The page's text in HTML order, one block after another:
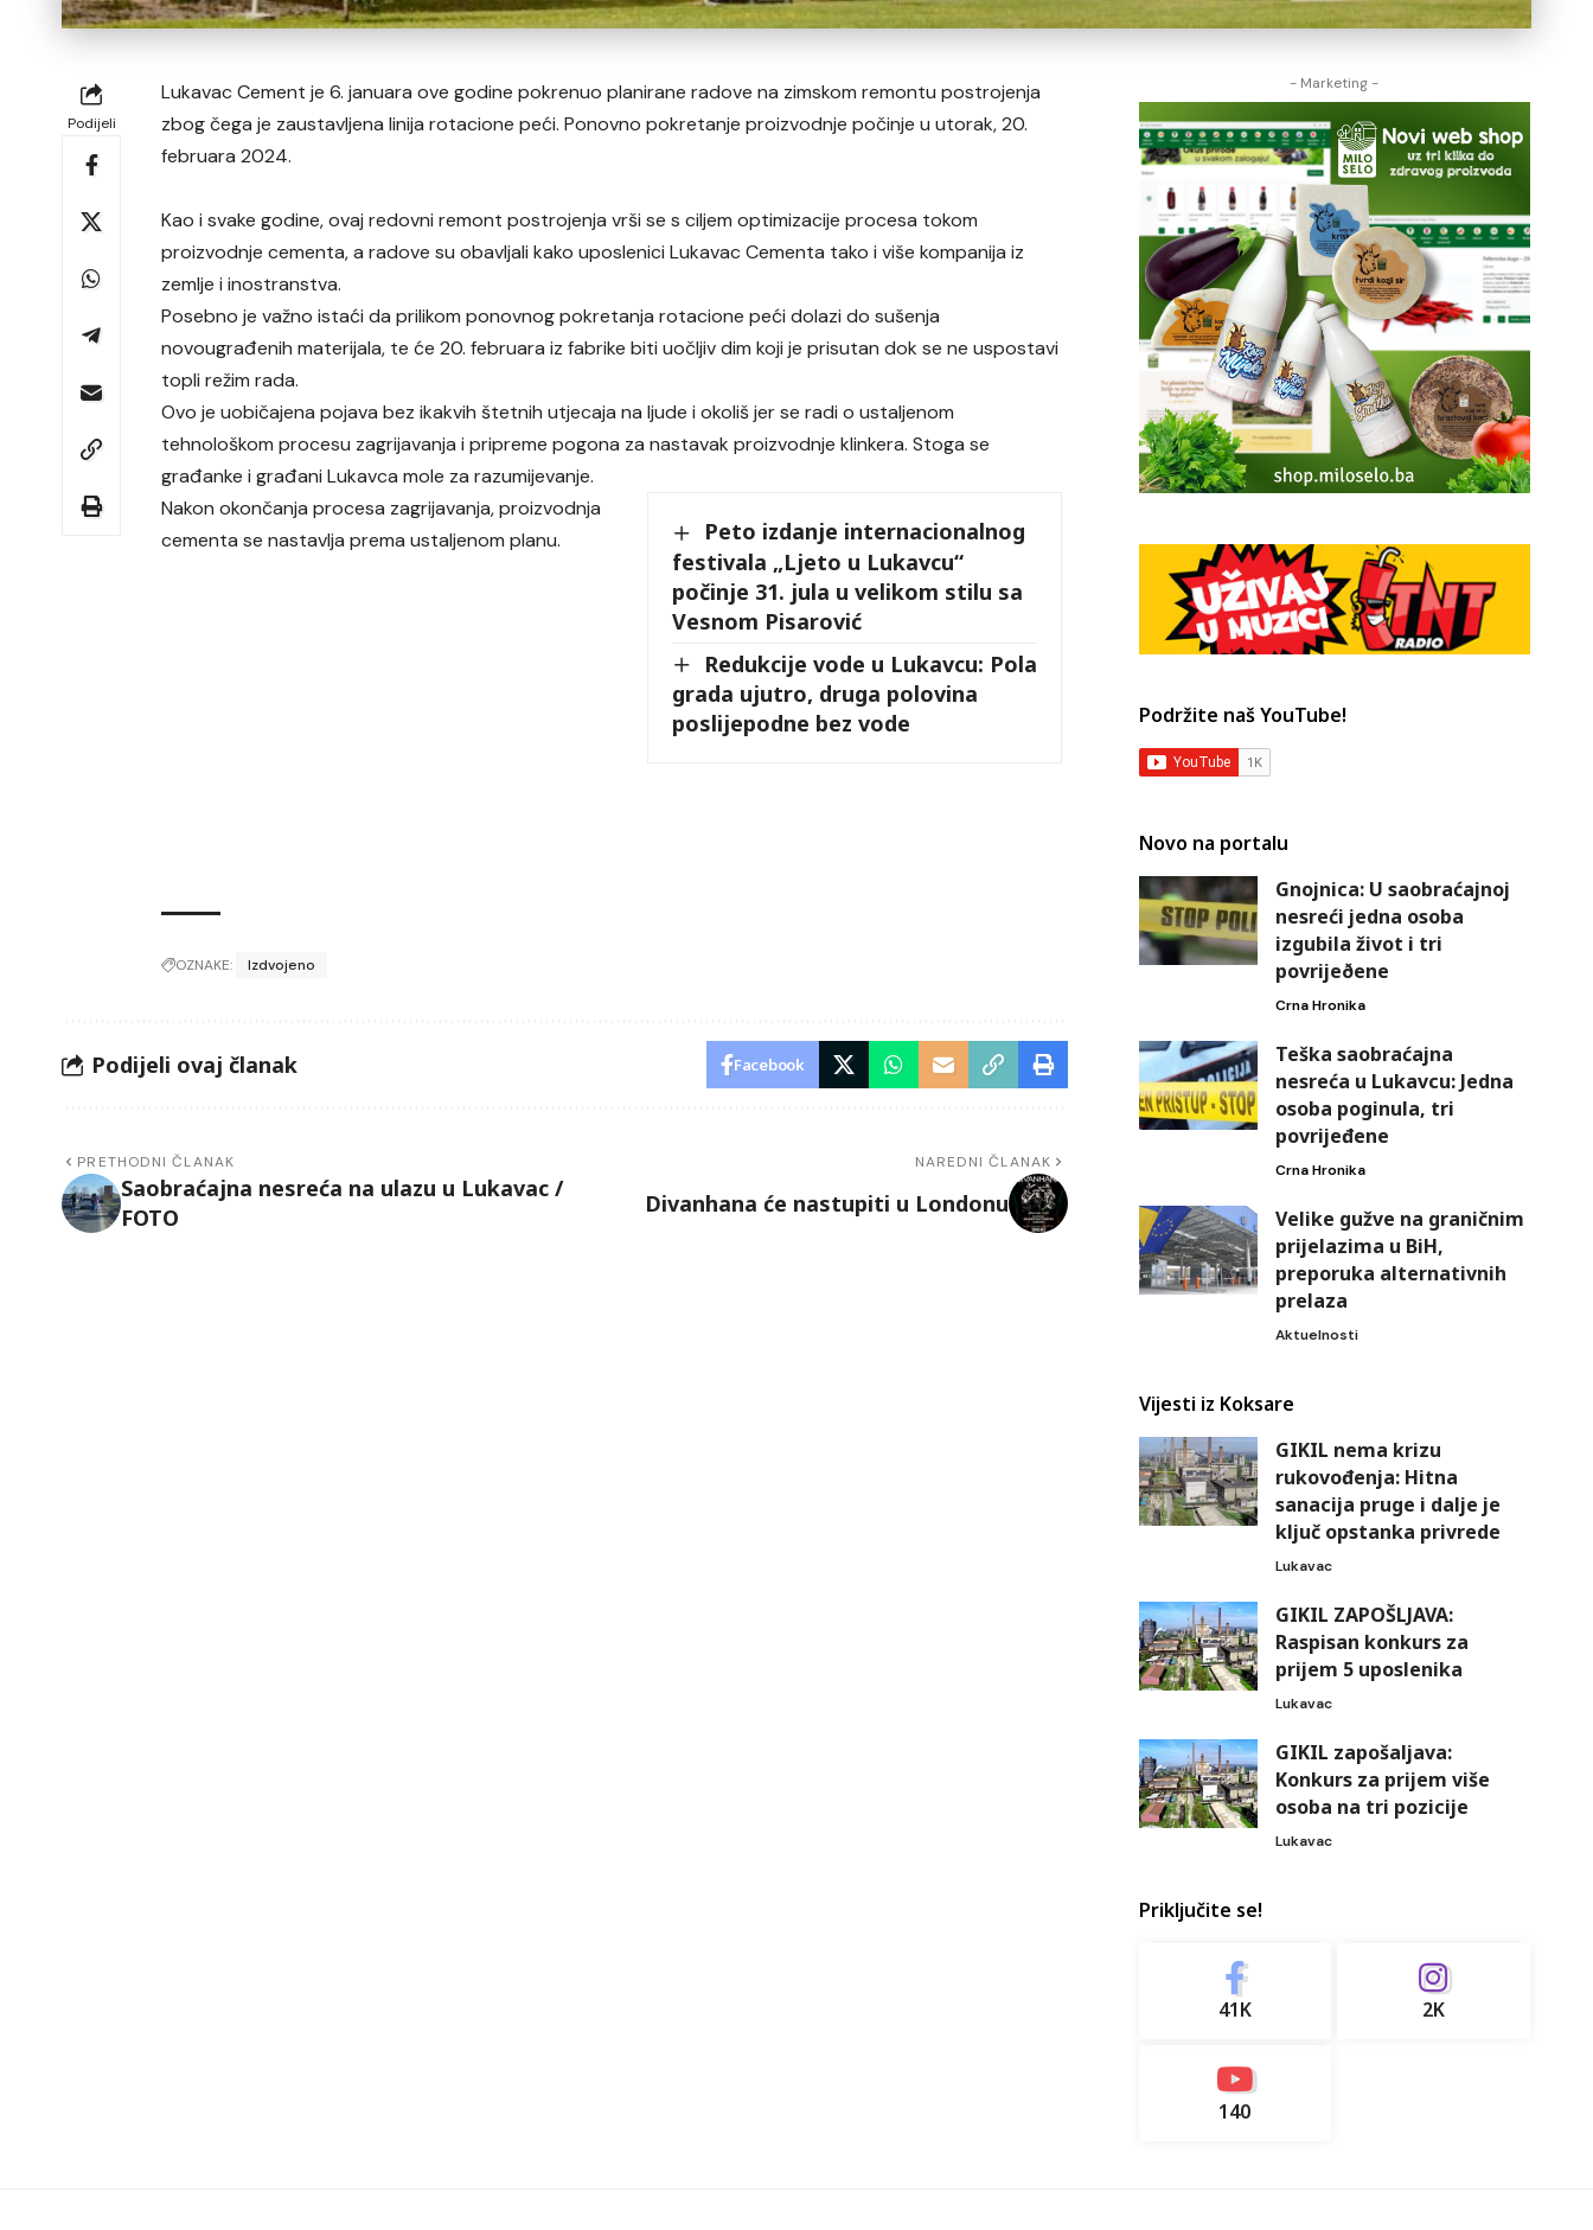
Podijeli
Lukavac Cement je 6. januara ove godine pokrenuo planirane radove na zimskom remontu postrojenja
zbog čega je zaustavljena linija rotacione peći. Ponovno pokretanje proizvodnje počinje u utorak, 20.
februara 2024.
Kao i svake godine, ovaj redovni remont postrojenja vrši se s ciljem optimizacije procesa tokom
proizvodnje cementa, a radove su obavljali kako uposlenici Lukavac Cementa tako i više kompanija iz
zemlje i inostranstva.
Posebno je važno istaći da prilikom ponovnog pokretanja rotacione peći dolazi do sušenja
novougrađenih materijala, te će 20. februara iz fabrike biti uočljiv dim koji je prisutan dok se ne uspostavi
topli režim rada.
Ovo je uobičajena pojava bez ikakvih štetnih utjecaja na ljude i okoliš jer se radi o ustaljenom
tehnološkom procesu zagrijavanja i pripreme pogona za nastavak proizvodnje klinkera. Stoga se
građanke i građani Lukavca mole za razumijevanje.
Peto izdanje internacionalnog
festivala „Ljeto u Lukavcu“
počinje 31. jula u velikom stilu sa
Vesnom Pisarović
Redukcije vode u Lukavcu: Pola
grada ujutro, druga polovina
poslijepodne bez vode
Nakon okončanja procesa zagrijavanja, proizvodnja
cementa se nastavlja prema ustaljenom planu.
OZNAKE: Izdvojeno
Podijeli ovaj članak Facebook
PRETHODNI ČLANAK
Saobraćajna nesreća na ulazu u Lukavac /
FOTO
NAREDNI ČLANAK
Divanhana će nastupiti u Londonu
- Marketing -
Podržite naš YouTube!
Novo na portalu
Gnojnica: U saobraćajnoj
nesreći jedna osoba
izgubila život i tri
povrijeðene
Crna Hronika
Teška saobraćajna
nesreća u Lukavcu: Jedna
osoba poginula, tri
povrijeđene
Crna Hronika
Velike gužve na graničnim
prijelazima u BiH,
preporuka alternativnih
prelaza
Aktuelnosti
Vijesti iz Koksare
GIKIL nema krizu
rukovođenja: Hitna
sanacija pruge i dalje je
ključ opstanka privrede
Lukavac
GIKIL ZAPOŠLJAVA:
Raspisan konkurs za
prijem 5 uposlenika
Lukavac
GIKIL zapošaljava:
Konkurs za prijem više
osoba na tri pozicije
Lukavac
Priključite se!
41K 2K
140